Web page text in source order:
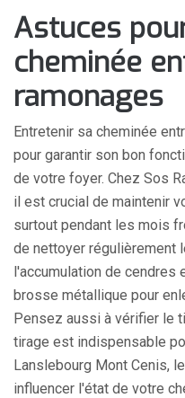
Astuces
cheminée
ramonages
Entretenir sa cheminée
pour garantir son bon
de votre foyer. Chez Sos
il est crucial de maintenir
surtout pendant les mois
de nettoyer régulièrement
l'accumulation de cendres
brosse métallique pour
Pensez aussi à vérifier le
tirage est indispensable
Lanslebourg Mont Cenis,
influencer l'état de votre